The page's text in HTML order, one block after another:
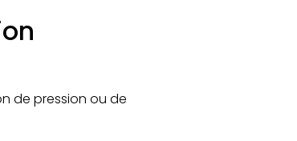
de pression ou de